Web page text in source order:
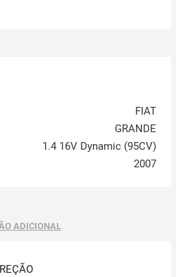
FIAT
GRANDE
1.4 16V Dynamic (95CV)
2007
ADICIONAL